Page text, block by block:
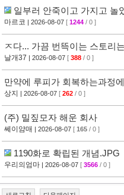
일부러 안죽이고 가지고 놀
마르코 | 2026-08-07 [ 1244 / 0 ]
ㅈ다... 가끔 번뜩이는 스토리
스토리는 역시 개막장이야
날개37 | 2026-08-07 [ 388 / 0 ]
만약에 루피가 회복하는과정
안봄
상지 | 2026-08-07 [ 262 / 0 ]
(주) 밀짚모자 해운 회사
쎄이얌매 | 2026-08-07 [ 165 / 0 ]
1190화로 확립된 개념.JPG
우리의엄마 | 2026-08-07 [ 3566 / 0 ]